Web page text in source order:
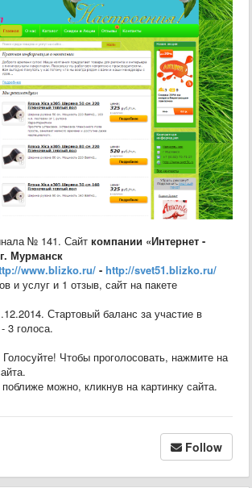
№ 141. Сайт компании «Интернет -
Мурманск
www.blizko.ru/ - http://svet51.blizko.ru/
и услуг и 1 отзыв, сайт на пакете
Стартовый баланс за участие в
3 голоса.
Чтобы проголосовать, нажмите на
можно, кликнув на картинку сайта.
Follow